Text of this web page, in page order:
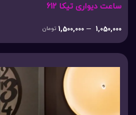
ساعت دیواری تیکا 612
1,050,000
–
1,500,000 تومان